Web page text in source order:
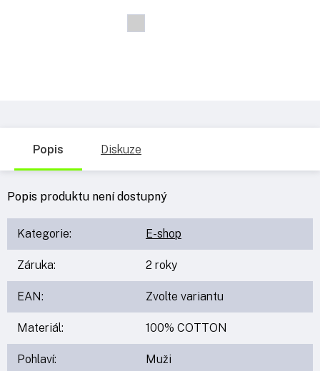
Popis Diskuze
Popis produktu není dostupný
Kategorie: E-shop
Záruka: 2 roky
EAN: Zvolte variantu
Materiál: 100% COTTON
Pohlaví: Muži